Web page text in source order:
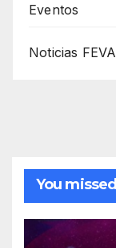
Eventos
Noticias FEVA
You missed